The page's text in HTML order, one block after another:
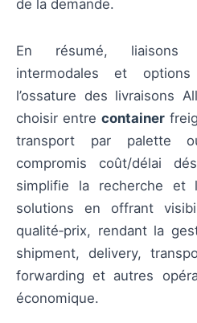
de la demande.
En résumé, liaisons
intermodales et
l’ossature des livraisons
choisir entre container
transport par palette
compromis coût/délai
simplifie la recherche et
solutions en offrant
qualité‑prix, rendant la
shipment, delivery,
forwarding et autres
économique.